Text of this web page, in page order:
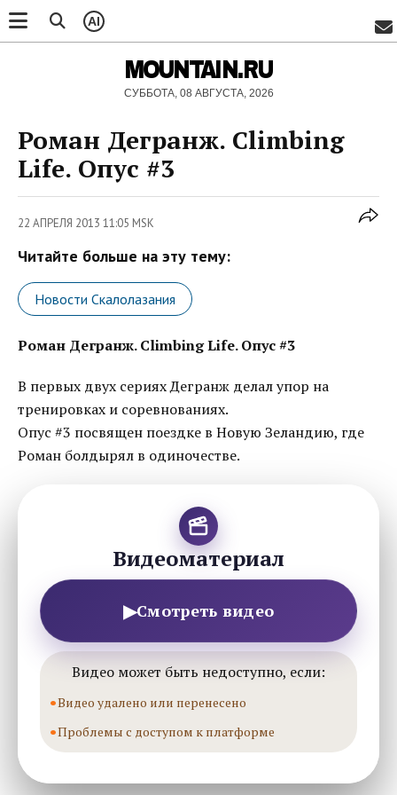
AI
MOUNTAIN.RU
СУББОТА, 08 АВГУСТА, 2026
Роман Дегранж. Climbing
Life. Опус #3
22 АПРЕЛЯ 2013 11:05 MSK
Читайте больше на эту тему:
Новости Скалолазания
Роман Дегранж. Climbing Life. Опус #3
В первых двух сериях Дегранж делал упор на
тренировках и соревнованиях.
Опус #3 посвящен поездке в Новую Зеландию, где
Роман болдырял в одиночестве.
Видеоматериал
▶Смотреть видео
Видео может быть недоступно, если:
Видео удалено или перенесено
Проблемы с доступом к платформе